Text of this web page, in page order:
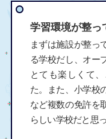
学習環境が整っ
まずは施設が整っ
る学校だし、オー
とても楽しくて
た。また、小学校
など複数の免許を
らしい学校だと思